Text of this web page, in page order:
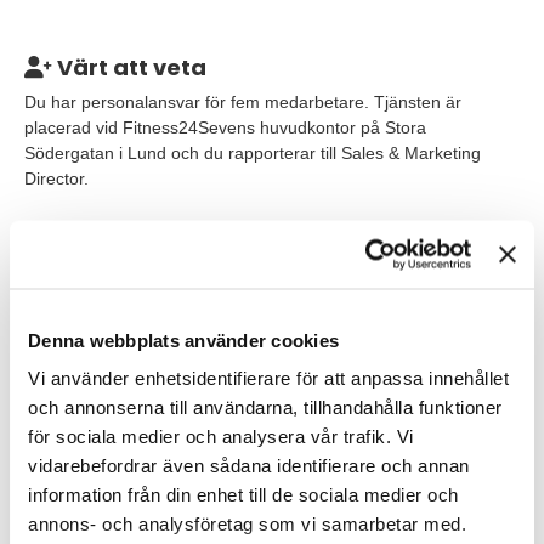
Denna webbplats använder cookies
Vi använder enhetsidentifierare för att anpassa innehållet
och annonserna till användarna, tillhandahålla funktioner
för sociala medier och analysera vår trafik. Vi
vidarebefordrar även sådana identifierare och annan
information från din enhet till de sociala medier och
annons- och analysföretag som vi samarbetar med.
Värt att veta
Du har personalansvar för fem medarbetare. Tjänsten är
placerad vid Fitness24Sevens huvudkontor på Stora
Södergatan i Lund och du rapporterar till Sales & Marketing
Director.
strategiska frågor som hantverket i sig självt och är en riktig
"doer". Du har en akademisk utbildning i grunden kombinerat
med erfarenhet inom marknadsföring. Att koordinera och
projektleda marknadsaktiviteter är en naturlig del av din vardag.
Vi tror du är lyhörd och har förmågan att anpassa ditt budskap
efter olika målgrupper, kanaler och forum. Du är en självgående,
social och engagerad person som brinner för varumärke och
relationer.